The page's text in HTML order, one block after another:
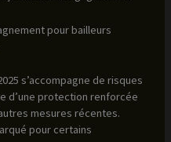
pour bailleurs
s’accompagne de risques
d’une protection renforcée
mesures récentes.
pour certains